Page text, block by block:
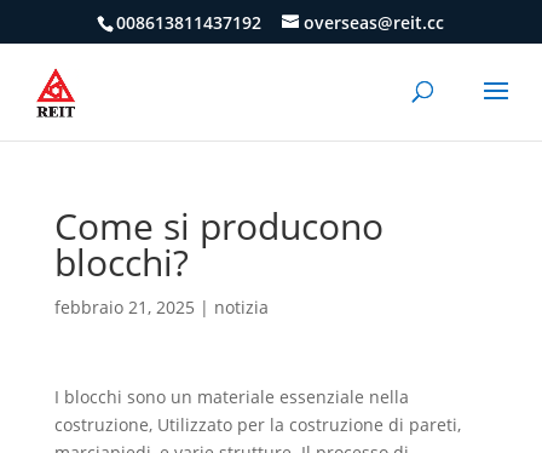
008613811437192 overseas@reit.cc
Come si producono
blocchi?
febbraio 21, 2025 | notizia
I blocchi sono un materiale essenziale nella
costruzione, Utilizzato per la costruzione di pareti,